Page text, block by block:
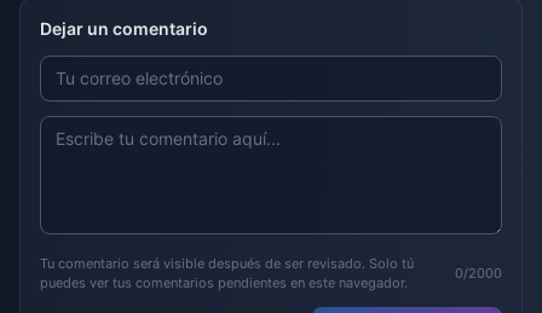
Dejar un comentario
Tu comentario será visible después de ser revisado. Solo tú
puedes ver tus comentarios pendientes en este navegador.
0/2000